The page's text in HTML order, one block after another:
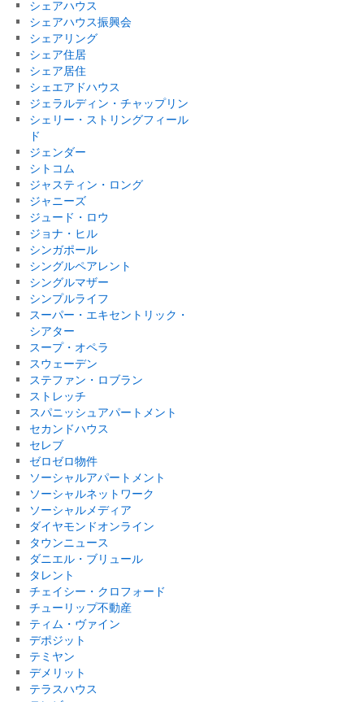
シェアハウス
シェアハウス振興会
シェアリング
シェア住居
シェア居住
シェエアドハウス
ジェラルディン・チャップリン
シェリー・ストリングフィール
ド
ジェンダー
シトコム
ジャスティン・ロング
ジャニーズ
ジュード・ロウ
ジョナ・ヒル
シンガポール
シングルペアレント
シングルマザー
シンプルライフ
スーパー・エキセントリック・
シアター
スープ・オペラ
スウェーデン
ステファン・ロブラン
ストレッチ
スパニッシュアパートメント
セカンドハウス
セレブ
ゼロゼロ物件
ソーシャルアパートメント
ソーシャルネットワーク
ソーシャルメディア
ダイヤモンドオンライン
タウンニュース
ダニエル・ブリュール
タレント
チェイシー・クロフォード
チューリップ不動産
ティム・ヴァイン
デポジット
テミヤン
デメリット
テラスハウス